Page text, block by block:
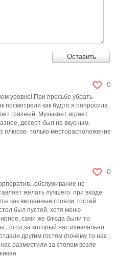
Оставить
0
уровне! При просьбе убрать
посмотрели как будто я попросила
грязный. Музыкант играет
десерт был не вкусным.
плюсов- только месторасположение
0
не
желать лучшего: при входе
как вкопанные стояли, гостей
был пустой, хотя меню
сами же блюда были то
который нас изначально
другим гостям (почему то нас
разместили за столом возле